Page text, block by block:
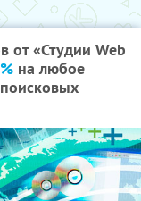
от «Студии Web
на любое